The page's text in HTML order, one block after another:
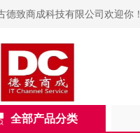
德致商成科技有限公司欢迎你！
全部产品分类